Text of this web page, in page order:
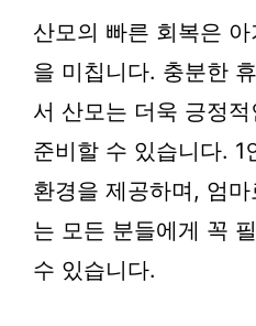
산모의 빠른 회복은
을 미칩니다. 충분한
서 산모는 더욱 긍정
준비할 수 있습니다. 1
환경을 제공하며, 엄
는 모든 분들에게 꼭
수 있습니다.